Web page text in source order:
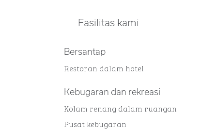
Fasilitas kami
Bersantap
Restoran dalam hotel
Kebugaran dan rekreasi
Kolam renang dalam ruangan
Pusat kebugaran